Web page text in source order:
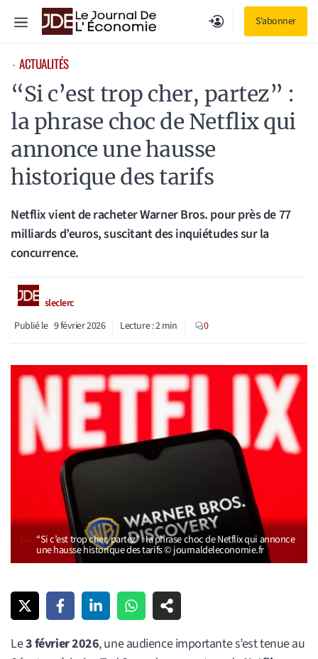
S'abonner
Menu
⋅ ACTUALITÉS
“Si c’est trop cher, partez” :
la phrase choc de Netflix qui
annonce une hausse
historique des tarifs
Netflix vient de racheter Warner Bros. pour près de 77
milliards d’euros, suscitant des inquiétudes sur la
concurrence.
sleclerc
Publié le 9 février 2026 Lecture :2min 0
“Si c’est trop cher, partez” : la phrase choc de Netflix qui annonce
une hausse historique des tarifs © journaldeleconomie.fr
Le3 février 2026, une audience importante s’est tenue au